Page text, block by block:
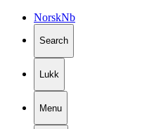
NorskNb
Search
Lukk
Menu